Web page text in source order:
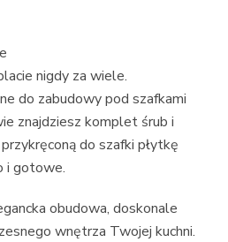
nigdy za wiele.
do zabudowy pod szafkami
znajdziesz komplet śrub i
do szafki płytkę
i gotowe.
obudowa, doskonale
wnętrza Twojej kuchni.